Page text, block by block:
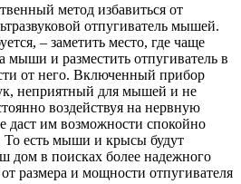
метод избавиться от
отпугиватель мышей.
– заметить место, где чаще
мыши и разместить отпугиватель в
от него. Включенный прибор
неприятный для мышей и не
воздействуя на нервную
даст им возможности спокойно
То есть мыши и крысы будут
в поисках более надежного
размера и мощности отпугивателя